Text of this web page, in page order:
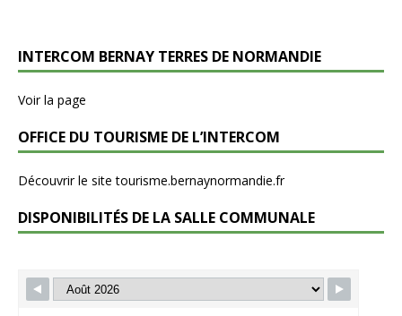
INTERCOM BERNAY TERRES DE NORMANDIE
Voir la page
OFFICE DU TOURISME DE L’INTERCOM
Découvrir le site tourisme.bernaynormandie.fr
DISPONIBILITÉS DE LA SALLE COMMUNALE